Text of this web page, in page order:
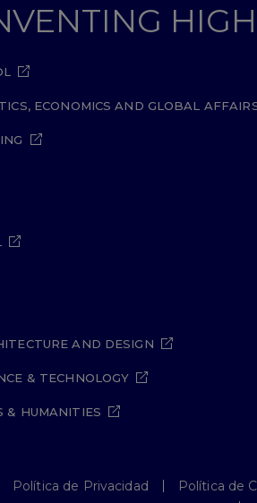
ECONOMICS AND GLOBAL
AND DESIGN
& TECHNOLOGY
& HUMANITIES
Política de Privacidad
Política de